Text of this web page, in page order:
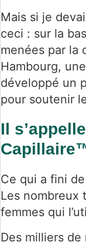
Mais si je
ceci : sur la
menées par la
Hambourg,
développé un
pour soutenir
Il
Ce qui a fini
Les nombreux
femmes qui
Des milliers